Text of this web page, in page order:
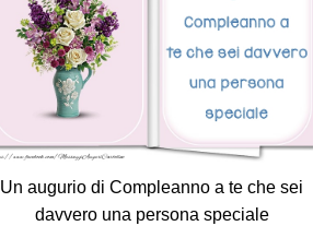
Un augurio di Compleanno a te che sei
davvero una persona speciale